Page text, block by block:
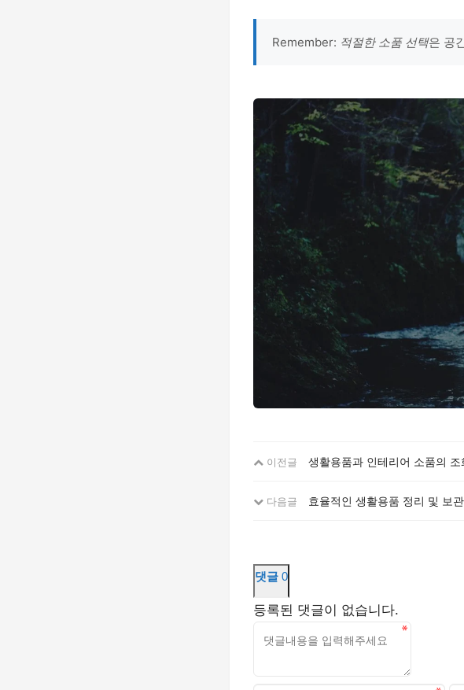
Remember: 적절한 소품 선택은 공
이전글 생활용품과 인테리어 소품의 조
다음글 효율적인 생활용품 정리 및 보
댓글 0
등록된 댓글이 없습니다.